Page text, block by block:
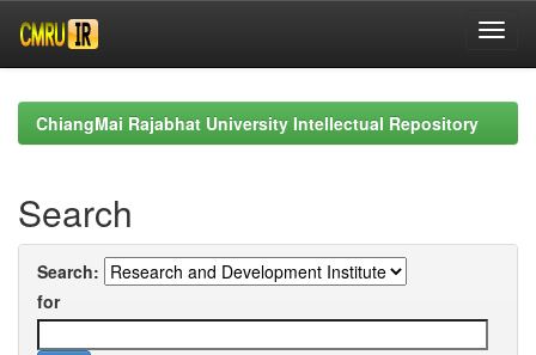
navigationChiangMai Rajabhat University Intellectual Repository
Search
Search:
for